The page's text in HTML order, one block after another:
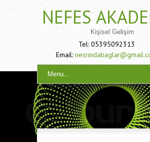
NEFES
Kişisel Gelişim
Tel: 05395092313
Email:
Menu...